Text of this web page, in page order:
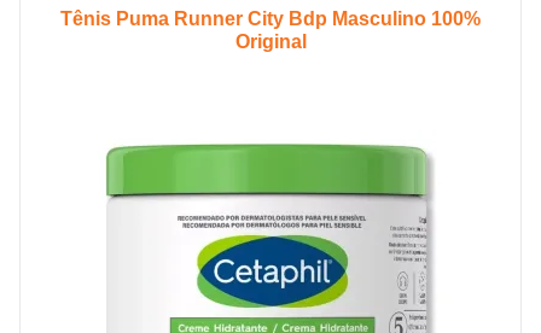
Tênis Puma Runner City Bdp Masculino 100%
Original